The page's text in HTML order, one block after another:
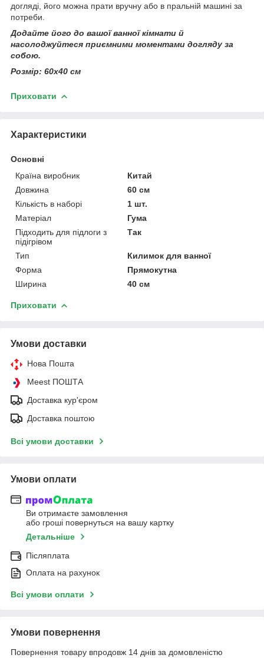
догляді, його можна прати вручну або в пральній машині за
потреби.
Додайте його до вашої ванної кімнати й
насолоджуйтеся приємними моментами догляду за
собою.
Розмір: 60х40 см
Приховати
Характеристики
Основні
Країна виробник
Китай
Довжина
60 см
Кількість в наборі
1 шт.
Матеріал
Гума
Підходить для підлоги з
підігрівом
Так
Тип
Килимок для ванної
Форма
Прямокутна
Ширина
40 см
Приховати
Умови доставки
Нова Пошта
Meest ПОШТА
Доставка кур'єром
Доставка поштою
Всі умови доставки
Умови оплати
Ви отримаєте замовлення
або гроші повернуться на вашу картку
Детальніше
Післяплата
Оплата на рахунок
Всі умови оплати
Умови повернення
Повернення товару впродовж 14 днів за домовленістю